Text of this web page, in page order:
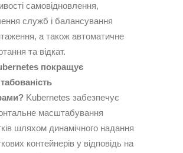
самовідновлення,
служб і балансування
а також автоматичне
та відкат.
покращує
Kubernetes забезпечує
масштабування
шляхом динамічного надання
контейнерів у відповідь на